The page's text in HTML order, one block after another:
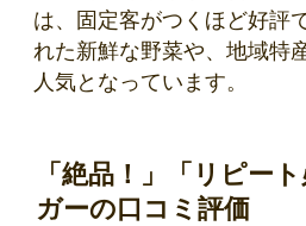
は、固定客がつくほど好評
れた新鮮な野菜や、地域特
人気となっています。
「絶品！」「リピー
ガーの口コミ評価